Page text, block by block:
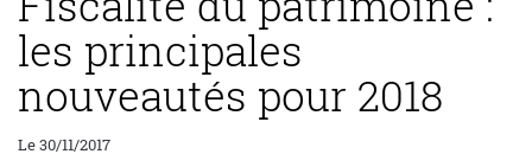
les principales
nouveautés pour 2018
Le 30/11/2017